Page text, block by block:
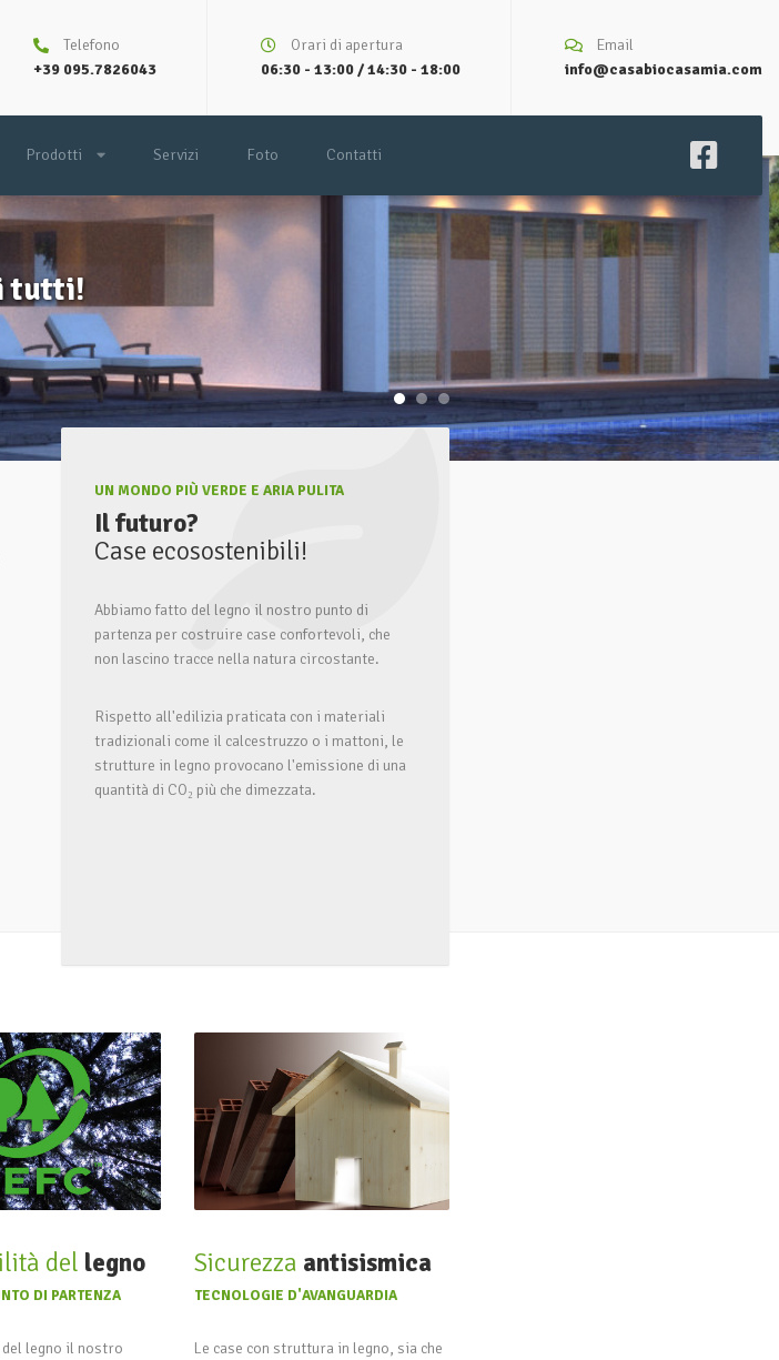
Telefono
+39 095.7826043
Orari di apertura
06:30 - 13:00 / 14:30 - 18:00
Email
info@casabiocasamia.com
Prodotti Servizi Foto Contatti
tutti!
UN MONDO PIÙ VERDE E ARIA PULITA
Il futuro?
Case ecosostenibili!
Abbiamo fatto del legno il nostro punto di
partenza per costruire case confortevoli, che
non lascino tracce nella natura circostante.
Rispetto all'edilizia praticata con i materiali
tradizionali come il calcestruzzo o i mattoni, le
strutture in legno provocano l'emissione di una
quantità di CO₂ più che dimezzata.
del legno
DI PARTENZA
legno il nostro
Sicurezza antisismica
TECNOLOGIE D'AVANGUARDIA
Le case con struttura in legno, sia che